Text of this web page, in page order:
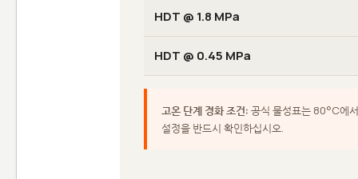
HDT @ 1.8 MPa
HDT @ 0.45 MPa
고온 단계 경화 조건: 공식 물성표는 80°C에
설정을 반드시 확인하십시오.